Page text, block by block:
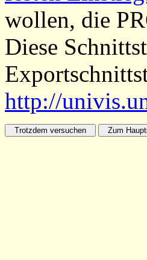
wollen, die
Diese
http://